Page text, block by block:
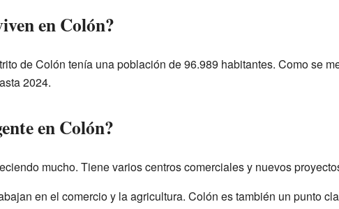
en Colón?
de Colón tenía una población de 96.989 habitantes. Como se
2024.
en Colón?
mucho. Tiene varios centros comerciales y nuevos
en el comercio y la agricultura. Colón es también un punto